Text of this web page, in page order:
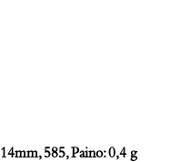
585, Paino: 0,4 g